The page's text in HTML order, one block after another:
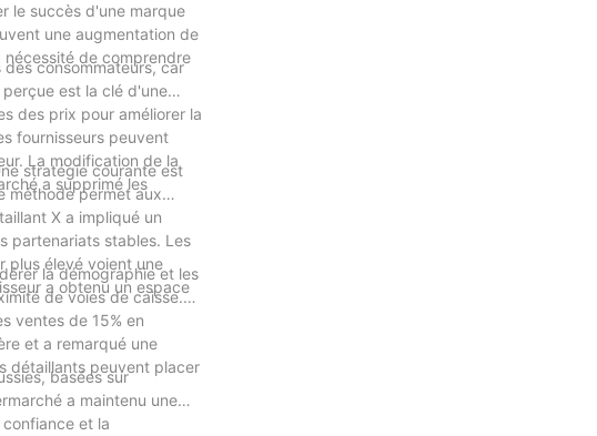
modernes et soutiennent
offrant des solutions
d’innombrables
produit.
leur fournissant des
à chaque projet.
tandis que les marchés
du commerce de
et des
restera une tendance
De plus, la
la réalité augmentée,
évolue
adoptent l’innovation
le succès d'une marque
une augmentation de
nécessité de comprendre
consommateurs, car
est la clé d'une
des prix pour améliorer la
fournisseurs peuvent
La modification de la
a supprimé les
stratégie courante est
méthode permet aux
X a impliqué un
partenariats stables. Les
plus élevé voient une
a obtenu un espace
la démographie et les
de voies de caisse.
ventes de 15% en
et a remarqué une
détaillants peuvent placer
basées sur
a maintenu une
et la